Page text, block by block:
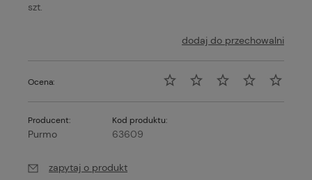
szt.
dodaj do przechowalni
Ocena:
Producent:
Purmo
Kod produktu:
63609
zapytaj o produkt